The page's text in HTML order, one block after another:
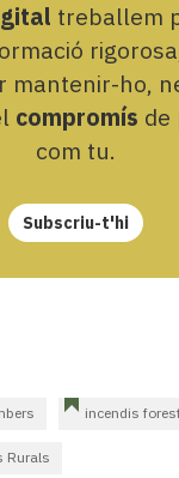
treballem
mantenir-ho,
compromís de
com tu.
Subscriu-t'hi
incendis
Rurals